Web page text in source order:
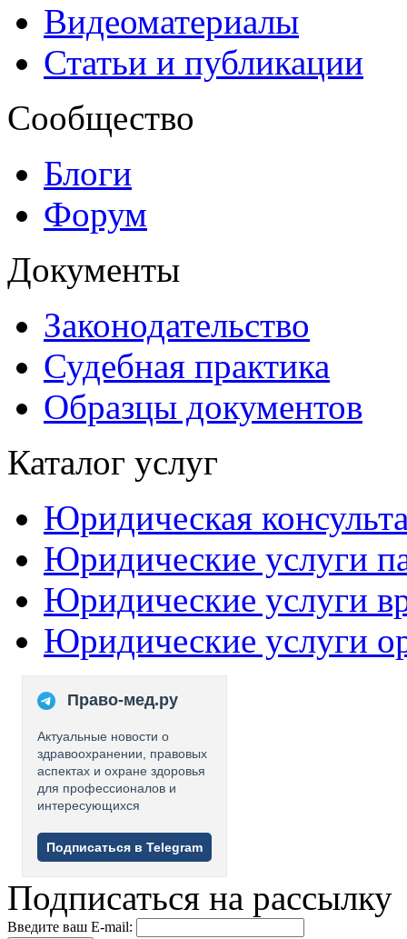
Видеоматериалы
Статьи и публикации
Сообщество
Блоги
Форум
Документы
Законодательство
Судебная практика
Образцы документов
Каталог услуг
Юридическая
Юридические услуги
Юридические услуги
Юридические услуги
Право-мед.ру
Актуальные новости о
здравоохранении, правовых
аспектах и охране здоровья
для профессионалов и
интересующихся
Подписаться в Telegram
Подписаться на рассылку
Введите ваш E-mail: